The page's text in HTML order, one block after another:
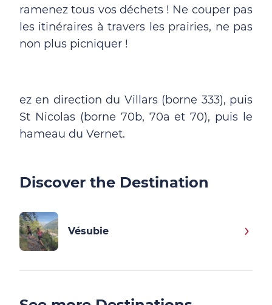
ramenez tous vos déchets ! Ne couper pas
les itinéraires à travers les prairies, ne pas
non plus picniquer !
ez en direction du Villars (borne 333), puis
St Nicolas (borne 70b, 70a et 70), puis le
hameau du Vernet.
Discover the Destination
Vésubie